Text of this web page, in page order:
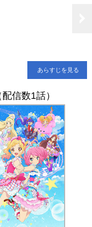
あらすじを見る
信数1話）